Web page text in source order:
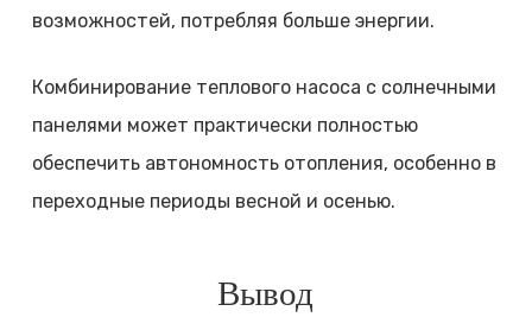
возможностей, потребляя больше энергии.
Комбинирование теплового насоса с солнечными
панелями может практически полностью
обеспечить автономность отопления, особенно в
переходные периоды весной и осенью.
Вывод